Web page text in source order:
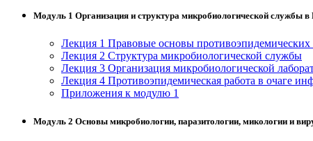
Модуль 1 Организация и структура микробиологической службы
Лекция 1 Правовые основы
Лекция 2 Структура микробиологической службы
Лекция 3 Организация микробиологической
Лекция 4 Противоэпидемическая работа в очаге
Приложения к модулю 1
Модуль 2 Основы микробиологии, паразитологии, микологии и